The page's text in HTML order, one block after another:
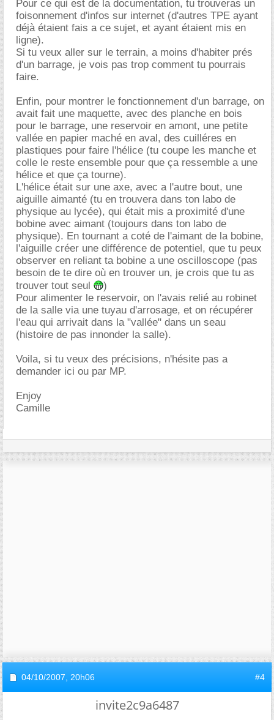
Pour ce qui est de la documentation, tu trouveras un
foisonnement d'infos sur internet (d'autres TPE ayant
déjà étaient fais a ce sujet, et ayant étaient mis en
ligne).
Si tu veux aller sur le terrain, a moins d'habiter prés
d'un barrage, je vois pas trop comment tu pourrais
faire.
Enfin, pour montrer le fonctionnement d'un barrage, on
avait fait une maquette, avec des planche en bois
pour le barrage, une reservoir en amont, une petite
vallée en papier maché en aval, des cuilléres en
plastiques pour faire l'hélice (tu coupe les manche et
colle le reste ensemble pour que ça ressemble a une
hélice et que ça tourne).
L'hélice était sur une axe, avec a l'autre bout, une
aiguille aimanté (tu en trouvera dans ton labo de
physique au lycée), qui était mis a proximité d'une
bobine avec aimant (toujours dans ton labo de
physique). En tournant a coté de l'aimant de la bobine,
l'aiguille créer une différence de potentiel, que tu peux
observer en reliant ta bobine a une oscilloscope (pas
besoin de te dire où en trouver un, je crois que tu as
trouver tout seul
)
Pour alimenter le reservoir, on l'avais relié au robinet
de la salle via une tuyau d'arrosage, et on récupérer
l'eau qui arrivait dans la "vallée" dans un seau
(histoire de pas innonder la salle).
Voila, si tu veux des précisions, n'hésite pas a
demander ici ou par MP.
Enjoy
Camille
04/10/2007, 20h06 #4
invite2c9a6487